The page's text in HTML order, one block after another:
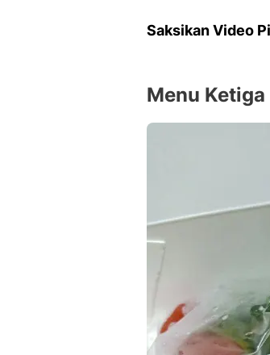
Saksikan Video
Menu Ketiga